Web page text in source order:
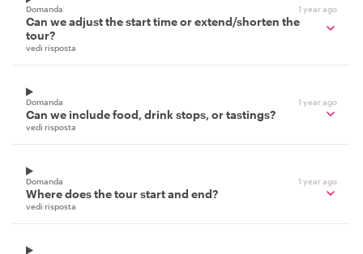
Domanda 1 year ago
Can we adjust the start time or extend/shorten the
tour?
vedi risposta
Domanda 1 year ago
Can we include food, drink stops, or tastings?
vedi risposta
Domanda 1 year ago
Where does the tour start and end?
vedi risposta